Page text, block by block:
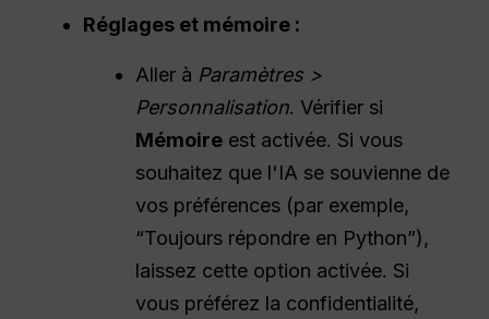
Réglages et mémoire :
Aller à Paramètres >
Personnalisation. Vérifier si
Mémoire est activée. Si vous
souhaitez que l'IA se souvienne de
vos préférences (par exemple,
“Toujours répondre en Python”),
laissez cette option activée. Si
vous préférez la confidentialité,